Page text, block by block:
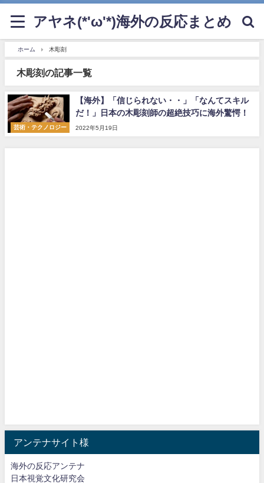
アヤネ(*'ω'*)海外の反応まとめ
ホーム 木彫刻
木彫刻の記事一覧
芸術・テクノロジー
【海外】「信じられない・・」「なんてスキル
だ！」日本の木彫刻師の超絶技巧に海外驚愕！
2022年5月19日
アンテナサイト様
海外の反応アンテナ
日本視覚文化研究会